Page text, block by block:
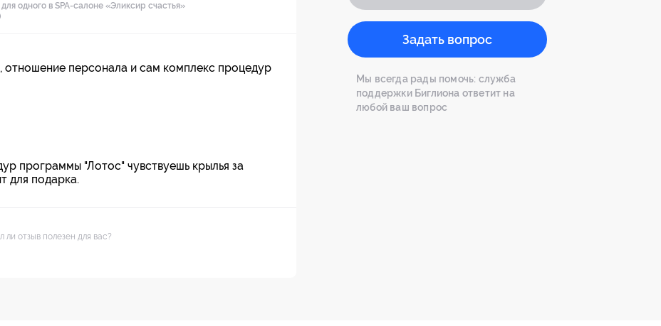
одного в SPA-салоне «Эликсир счастья»
отношение персонала и сам комплекс процедур
программы "Лотос" чувствуешь крылья за
для подарка.
ли отзыв полезен для вас?
Задать вопрос
Мы всегда рады помочь: служба
поддержки Биглиона ответит на
любой ваш вопрос